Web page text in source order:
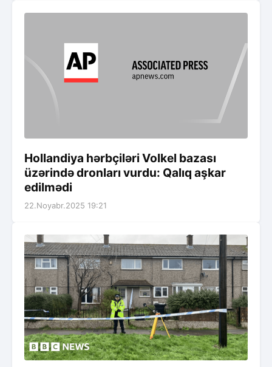
Hollandiya hərbçiləri Volkel bazası
üzərində dronları vurdu: Qalıq aşkar
edilmədi
22.Noyabr.2025 19:21